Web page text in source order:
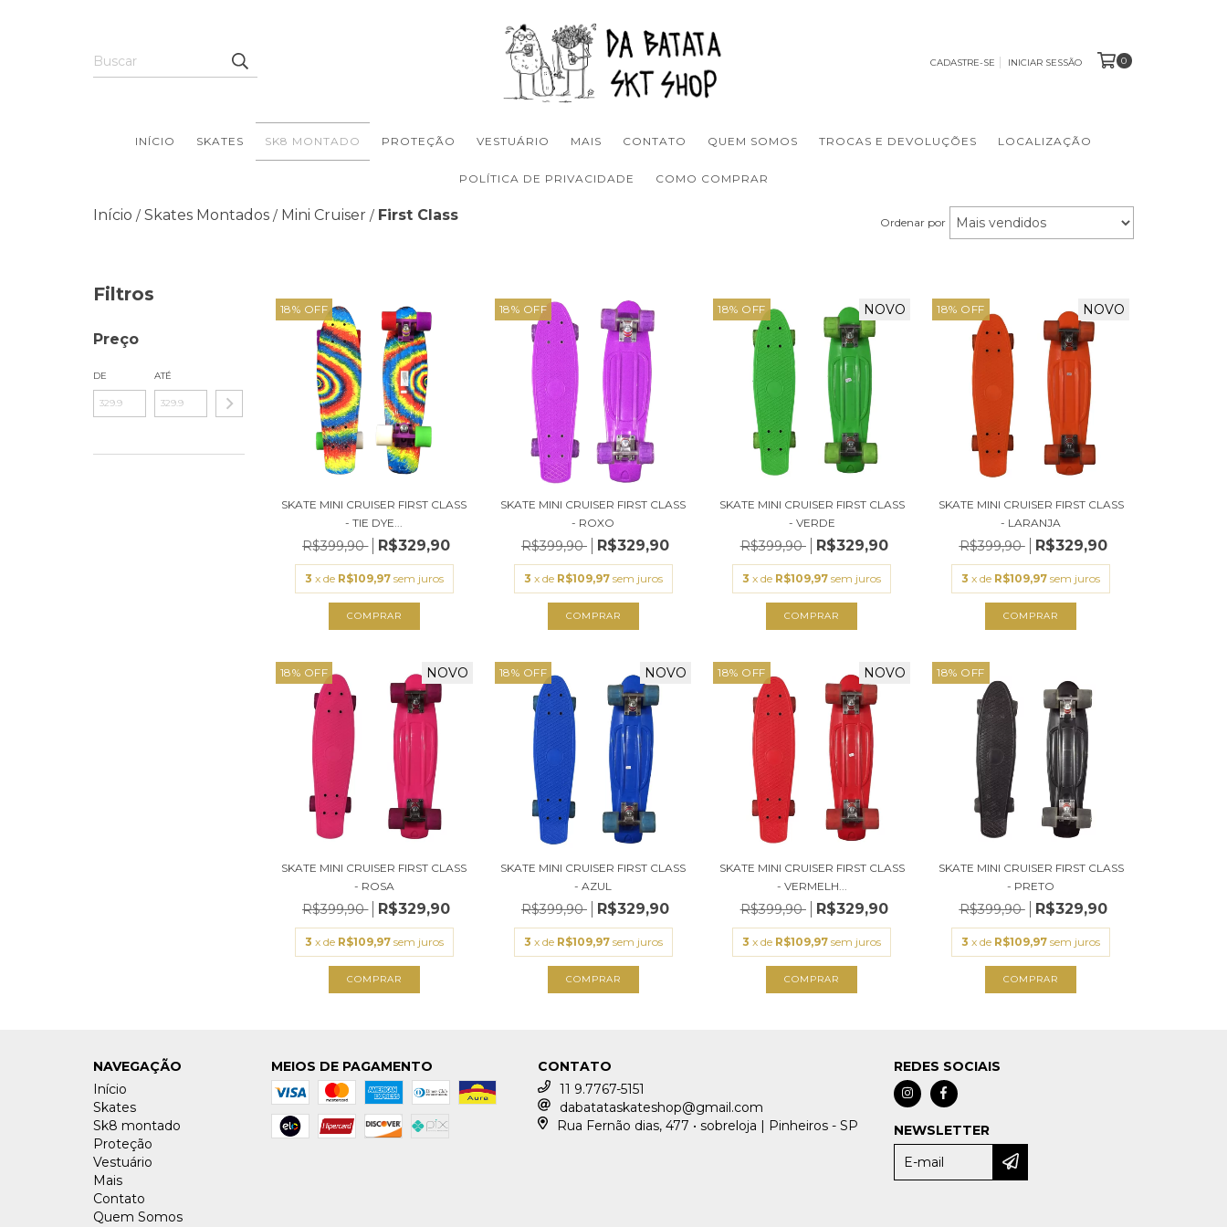
CADASTRE-SE INICIAR SESSÃO 0
INÍCIO SKATES SK8 MONTADO PROTEÇÃO VESTUÁRIO MAIS CONTATO QUEM SOMOS TROCAS E DEVOLUÇÕES LOCALIZAÇÃO
POLÍTICA DE PRIVACIDADE COMO COMPRAR
Início / Skates Montados / Mini Cruiser / First Class Ordenar por
Filtros
Preço
DE ATÉ
18% OFF
SKATE MINI CRUISER FIRST CLASS
- TIE DYE...
R$399,90 R$329,90
3 x de R$109,97 sem juros
18% OFF
SKATE MINI CRUISER FIRST CLASS
- ROXO
R$399,90 R$329,90
3 x de R$109,97 sem juros
18% OFF NOVO
SKATE MINI CRUISER FIRST CLASS
- VERDE
R$399,90 R$329,90
3 x de R$109,97 sem juros
18% OFF NOVO
SKATE MINI CRUISER FIRST CLASS
- LARANJA
R$399,90 R$329,90
3 x de R$109,97 sem juros
18% OFF NOVO
SKATE MINI CRUISER FIRST CLASS
- ROSA
R$399,90 R$329,90
3 x de R$109,97 sem juros
18% OFF NOVO
SKATE MINI CRUISER FIRST CLASS
- AZUL
R$399,90 R$329,90
3 x de R$109,97 sem juros
18% OFF NOVO
SKATE MINI CRUISER FIRST CLASS
- VERMELH...
R$399,90 R$329,90
3 x de R$109,97 sem juros
18% OFF
SKATE MINI CRUISER FIRST CLASS
- PRETO
R$399,90 R$329,90
3 x de R$109,97 sem juros
NAVEGAÇÃO
Início
Skates
Sk8 montado
Proteção
Vestuário
Mais
Contato
Quem Somos
MEIOS DE PAGAMENTO
CONTATO
11 9.7767-5151
dabatataskateshop@gmail.com
Rua Fernão dias, 477 • sobreloja | Pinheiros - SP
REDES SOCIAIS
NEWSLETTER